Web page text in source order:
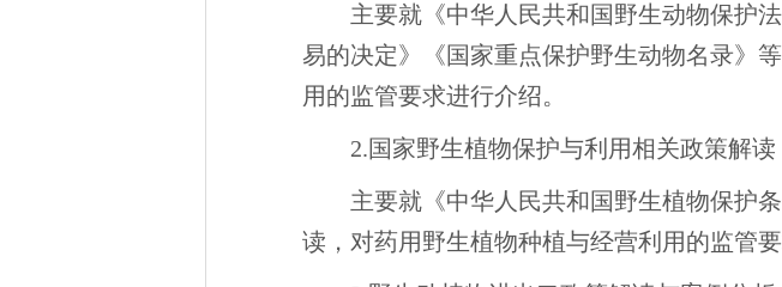
主要就《中华人民共和国野生动物保护
易的决定》《国家重点保护野生动物名录》
用的监管要求进行介绍。
2.国家野生植物保护与利用相关政策解读
主要就《中华人民共和国野生植物保护
读，对药用野生植物种植与经营利用的监管要